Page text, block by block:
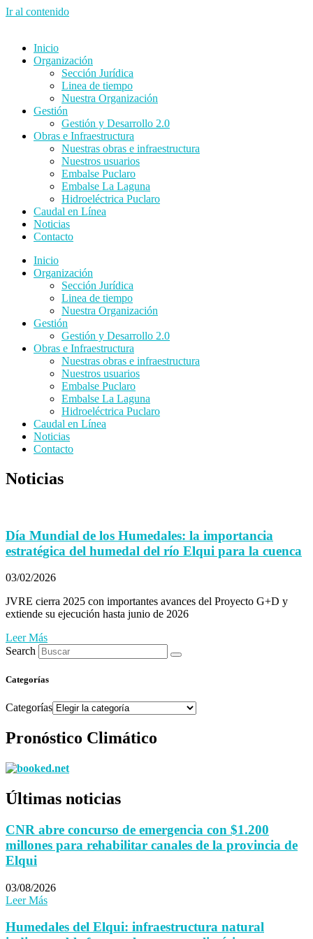
Ir al contenido
Inicio
Organización
Sección Jurídica
Linea de tiempo
Nuestra Organización
Gestión
Gestión y Desarrollo 2.0
Obras e Infraestructura
Nuestras obras e infraestructura
Nuestros usuarios
Embalse Puclaro
Embalse La Laguna
Hidroeléctrica Puclaro
Caudal en Línea
Noticias
Contacto
Inicio
Organización
Sección Jurídica
Linea de tiempo
Nuestra Organización
Gestión
Gestión y Desarrollo 2.0
Obras e Infraestructura
Nuestras obras e infraestructura
Nuestros usuarios
Embalse Puclaro
Embalse La Laguna
Hidroeléctrica Puclaro
Caudal en Línea
Noticias
Contacto
Noticias
Día Mundial de los Humedales: la importancia
estratégica del humedal del río Elqui para la cuenca
03/02/2026
JVRE cierra 2025 con importantes avances del Proyecto G+D y
extiende su ejecución hasta junio de 2026
Leer Más
Search
Categorías
Categorías
Pronóstico Climático
Últimas noticias
CNR abre concurso de emergencia con $1.200
millones para rehabilitar canales de la provincia de
Elqui
03/08/2026
Leer Más
Humedales del Elqui: infraestructura natural